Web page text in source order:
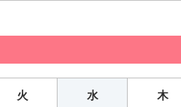
火 水 木